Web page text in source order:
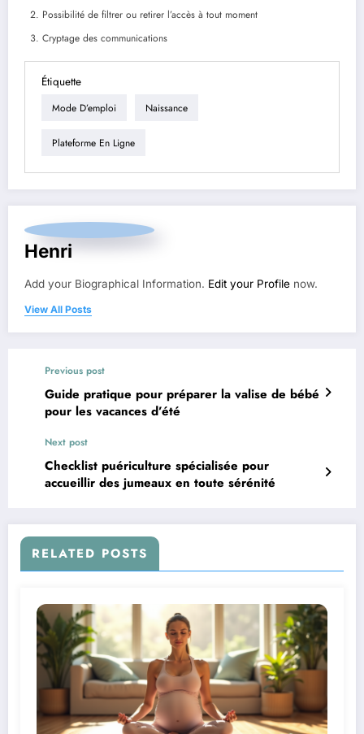
Possibilité de filtrer ou retirer l’accès à tout moment
Cryptage des communications
Étiquette
Mode D’emploi Naissance
Plateforme En Ligne
Henri
Add your Biographical Information. Edit your Profile now.
View All Posts
Previous post
Guide pratique pour préparer la valise de bébé
pour les vacances d’été
Next post
Checklist puériculture spécialisée pour
accueillir des jumeaux en toute sérénité
RELATED POSTS